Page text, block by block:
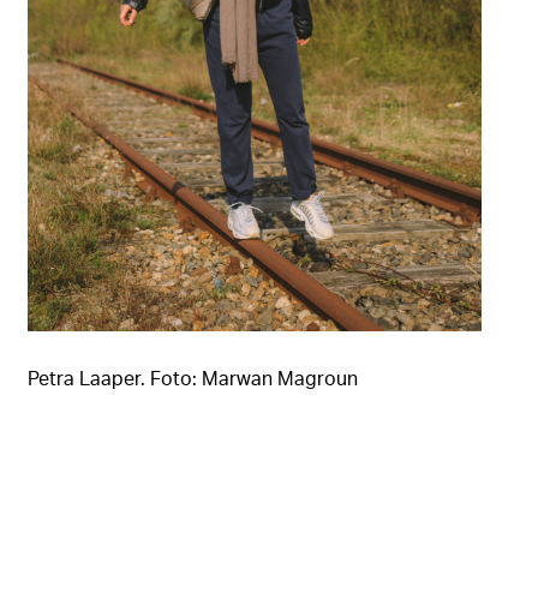
Petra Laaper. Foto: Marwan Magroun